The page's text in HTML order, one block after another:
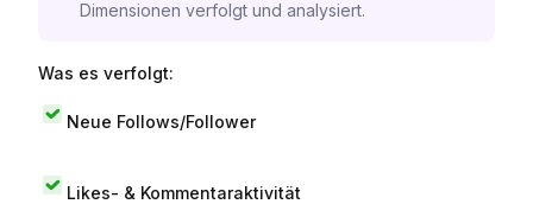
Dimensionen verfolgt und analysiert.
Was es verfolgt:
Neue Follows/Follower
Likes- & Kommentaraktivität